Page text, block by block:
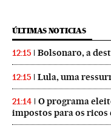
ÚLTIMAS NOTICIAS
12:15 Bolsonaro, a
12:15 Lula, uma
21:14
O programa
impostos para os ricos